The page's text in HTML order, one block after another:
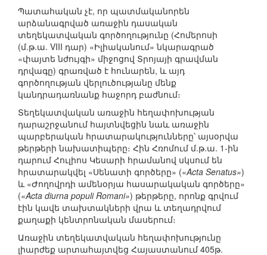
Պատահական չէ, որ պատմականորեն
արձանագրված առաջին դասական
տեղեկատվական գործողությունը (Հոմերոսի
(մ.թ.ա. VIII դար) «Իլիականում» նկարագրած
«փայտե նժույգի» միջոցով Տրոյայի գրավման
դրվագը) գրառված է հունարեն, և այդ
գործողության վերլուծությանը մենք
կանդրադառնանք հաջորդ բաժնում։
Տեղեկատվական առաջին հեղափոխության
դարաշրջանում հայտնվեցին նաև առաջին
պարբերական հրատարակությունները՝ այսօրվա
թերթերի նախատիպերը։ Հին Հռոմում մ.թ.ա. 1-ին
դարում Հուլիոս Կեսարի հրամանով սկսում են
հրատարակվել «Սենատի գործերը» («Acta Senatus»)
և «Ժողովրդի ամենօրյա հասարակական գործերը»
(«Acta diurna populi Romani») թերթերը, որոնք գրվում
էին կավե տախտակների վրա և տեղադրվում
քաղաքի կենտրոնական մասերում։
Առաջին տեղեկատվական հեղափոխությունը
լիարժեք արտահայտվեց Հայաստանում 405թ.